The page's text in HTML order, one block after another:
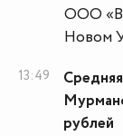
ООО
Новом
13:49
рублей